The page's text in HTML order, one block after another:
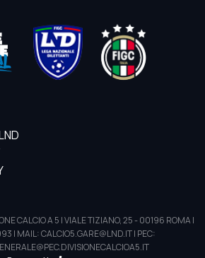
CALCIO A 5 | VIALE TIZIANO, 25 - 00196 ROMA |
| MAIL: CALCIO5.GARE@LND.IT | PEC: